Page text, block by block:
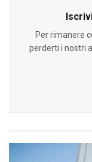
Per rimanere
perderti i nostri